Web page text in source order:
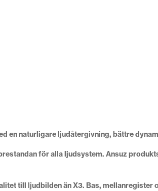
en naturligare ljudåtergivning, bättre
för alla ljudsystem. Ansuz
till ljudbilden än X3. Bas, mellanregister